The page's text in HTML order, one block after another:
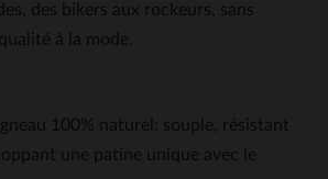
des bikers aux rockeurs, sans
à la mode.
100% naturel: souple, résistant
une patine unique avec le